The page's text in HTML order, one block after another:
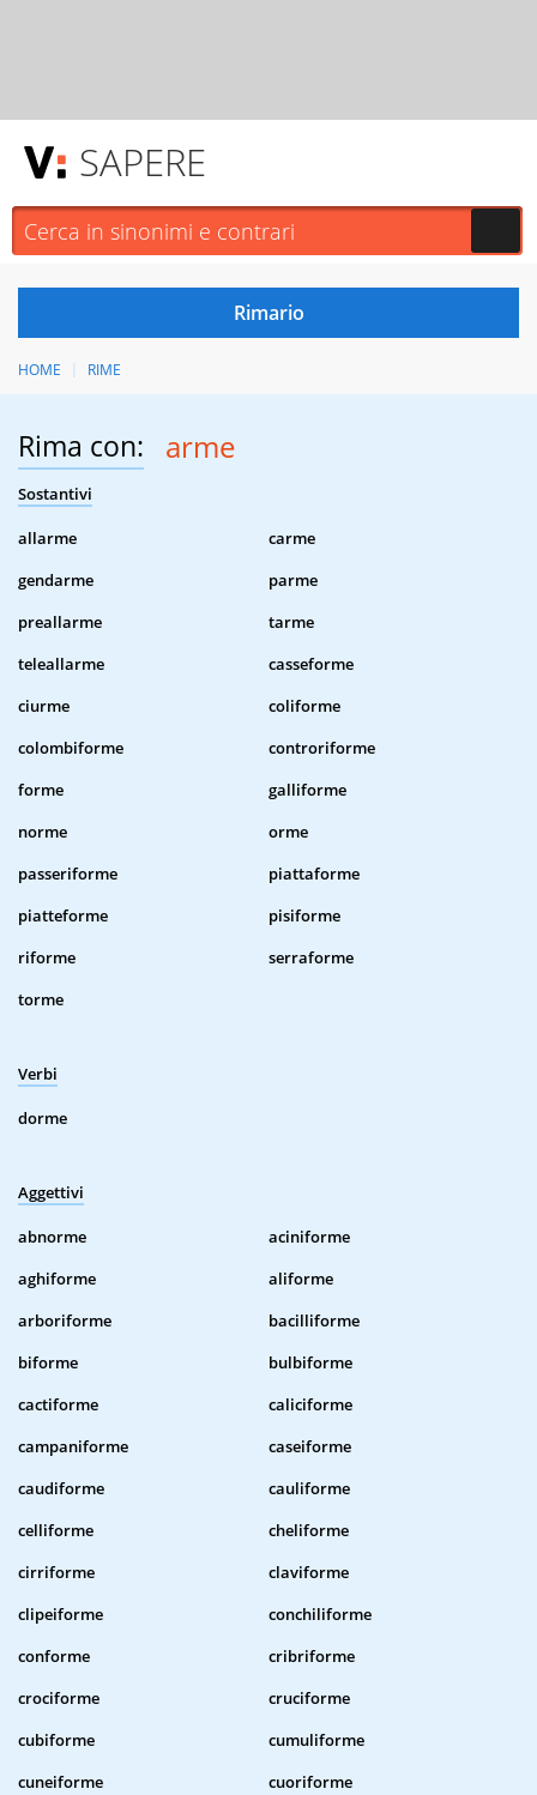
SAPERE
HOME RIME
Rima con: arme
Sostantivi
allarme
carme
gendarme
parme
preallarme
tarme
teleallarme
casseforme
ciurme
coliforme
colombiforme
controriforme
forme
galliforme
norme
orme
passeriforme
piattaforme
piatteforme
pisiforme
riforme
serraforme
torme
Verbi
dorme
Aggettivi
abnorme
aciniforme
aghiforme
aliforme
arboriforme
bacilliforme
biforme
bulbiforme
cactiforme
caliciforme
campaniforme
caseiforme
caudiforme
cauliforme
celliforme
cheliforme
cirriforme
claviforme
clipeiforme
conchiliforme
conforme
cribriforme
crociforme
cruciforme
cubiforme
cumuliforme
cuneiforme
cuoriforme